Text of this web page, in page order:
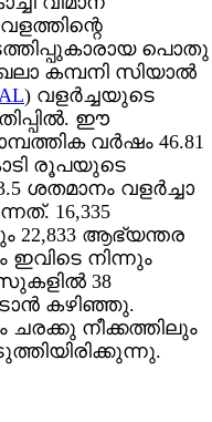
പൊതു
കമ്പനി സിയാല്‍
) വളര്‍ച്ചയുടെ
ഈ
വര്‍ഷം 46.81
രൂപയുടെ
ശതമാ‍‌നം വളര്‍ച്ചാ
16,335
ആഭ്യന്തര
നിന്നും
38
കഴിഞ്ഞു.
നീക്കത്തിലും